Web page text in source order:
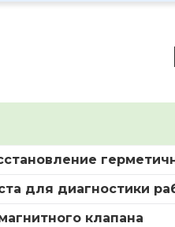
для диагностики
клапана